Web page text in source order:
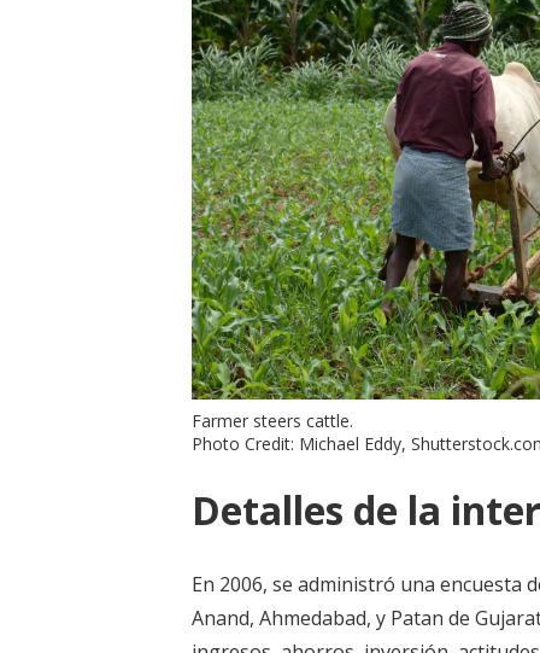
Farmer steers cattle.
Photo Credit: Michael Eddy,
Detalles de la
En 2006, se administró una encuesta
Anand, Ahmedabad, y Patan de